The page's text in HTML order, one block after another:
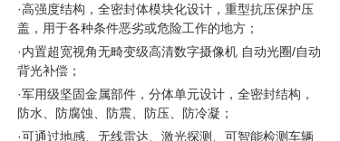
·高强度结构，全密封体模块化设计，重型抗压保护压
盖，用于各种条件恶劣或危险工作的地方；
·内置超宽视角无畸变级高清数字摄像机 自动光圈/自动
背光补偿；
·军用级坚固金属部件，分体单元设计，全密封结构，
防水、防腐蚀、防震、防压、防冷凝；
·可通过地感、无线雷达、激光探测、可智能检测车辆